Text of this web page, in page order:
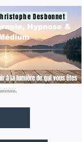
Desbonnet
à la lumière de qui vous êtes
Hypnose &